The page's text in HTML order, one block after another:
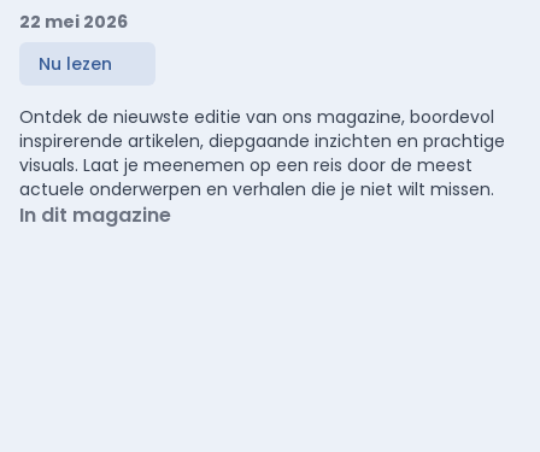
22 mei 2026
Nu lezen
Ontdek de nieuwste editie van ons magazine, boordevol
inspirerende artikelen, diepgaande inzichten en prachtige
visuals. Laat je meenemen op een reis door de meest
actuele onderwerpen en verhalen die je niet wilt missen.
In dit magazine